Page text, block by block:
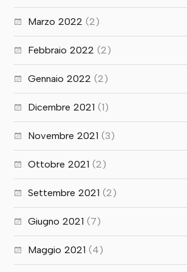
Marzo 2022 (2)
Febbraio 2022 (2)
Gennaio 2022 (2)
Dicembre 2021 (1)
Novembre 2021 (3)
Ottobre 2021 (2)
Settembre 2021 (2)
Giugno 2021 (7)
Maggio 2021 (4)